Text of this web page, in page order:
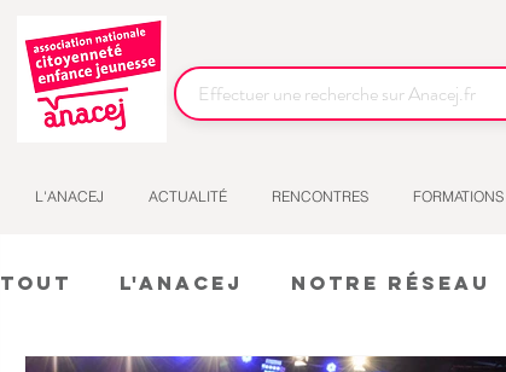
L'ANACEJ ACTUALITÉ RENCONTRES FORMATIONS
Tout L'Anacej Notre réseau